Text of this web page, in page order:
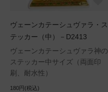
ヴェーンカテーシュヴァラ・ス
テッカー（中）－D2413
ヴェーンカテーシュヴァラ神の
ステッカー中サイズ（両面印
刷、耐水性）
180円(税込)